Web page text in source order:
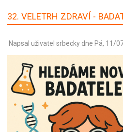
32. VELETRH ZDRAVÍ -
Napsal uživatel srbecky dne Pá, 11/